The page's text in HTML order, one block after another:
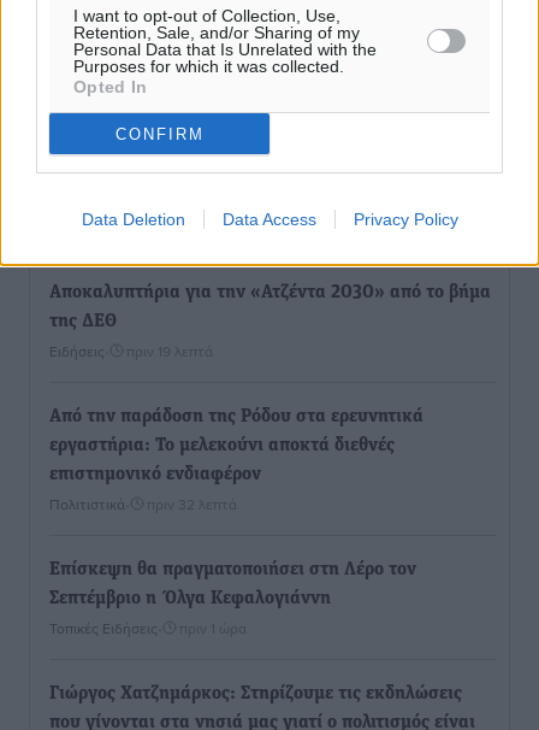
I want to opt-out of Collection, Use,
Retention, Sale, and/or Sharing of my
Personal Data that Is Unrelated with the
Purposes for which it was collected.
Opted In
CONFIRM
Data Deletion Data Access Privacy Policy
Ροή ειδήσεων
Αποκαλυπτήρια για την «Ατζέντα 2030» από το βήμα
της ΔΕΘ
Ειδήσεις πριν 19 λεπτά
Από την παράδοση της Ρόδου στα ερευνητικά
εργαστήρια: Το μελεκούνι αποκτά διεθνές
επιστημονικό ενδιαφέρον
Πολιτιστικά πριν 32 λεπτά
Επίσκεψη θα πραγματοποιήσει στη Λέρο τον
Σεπτέμβριο η Όλγα Κεφαλογιάννη
Τοπικές Ειδήσεις πριν 1 ώρα
Γιώργος Χατζημάρκος: Στηρίζουμε τις εκδηλώσεις
που γίνονται στα νησιά μας γιατί ο πολιτισμός είναι